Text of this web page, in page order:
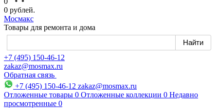
0 рублей.
Мосмакс
Товары для ремонта и дома
+7 (495) 150-46-12
zakaz@mosmax.ru
Обратная связь
+7 (495) 150-46-12 zakaz@mosmax.ru
Отложенные товары 0 Отложенные коллекции 0 Недавно
просмотренные 0